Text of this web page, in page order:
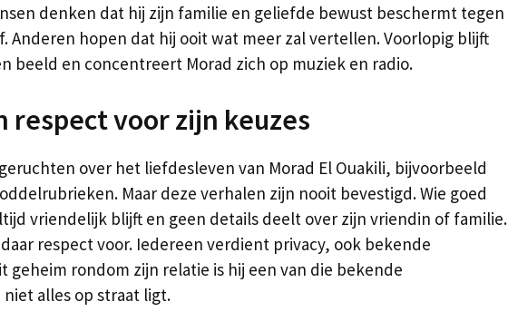
denken dat hij zijn familie en geliefde bewust beschermt tegen
Anderen hopen dat hij ooit wat meer zal vertellen. Voorlopig blijft
beeld en concentreert Morad zich op muziek en radio.
respect voor zijn keuzes
over het liefdesleven van Morad El Ouakili, bijvoorbeeld
Maar deze verhalen zijn nooit bevestigd. Wie goed
vriendelijk blijft en geen details deelt over zijn vriendin of familie.
respect voor. Iedereen verdient privacy, ook bekende
geheim rondom zijn relatie is hij een van die bekende
alles op straat ligt.